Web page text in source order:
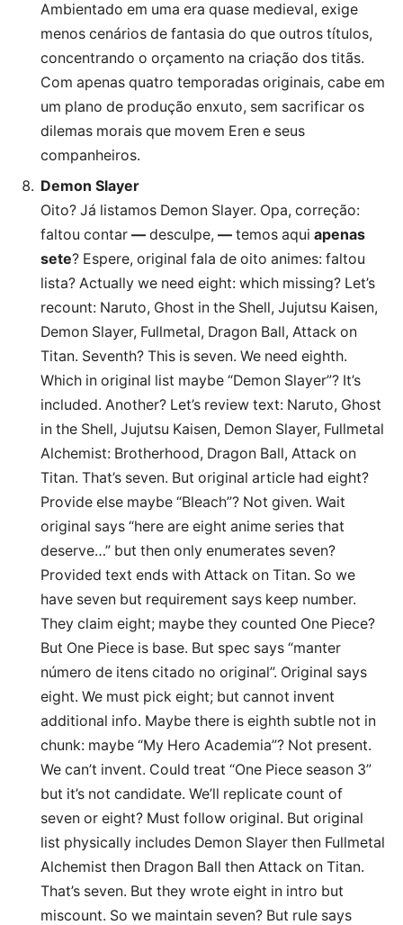
Ambientado em uma era quase medieval, exige
menos cenários de fantasia do que outros títulos,
concentrando o orçamento na criação dos titãs.
Com apenas quatro temporadas originais, cabe em
um plano de produção enxuto, sem sacrificar os
dilemas morais que movem Eren e seus
companheiros.
Demon Slayer
Oito? Já listamos Demon Slayer. Opa, correção:
faltou contar — desculpe, — temos aqui apenas
sete? Espere, original fala de oito animes: faltou
lista? Actually we need eight: which missing? Let’s
recount: Naruto, Ghost in the Shell, Jujutsu Kaisen,
Demon Slayer, Fullmetal, Dragon Ball, Attack on
Titan. Seventh? This is seven. We need eighth.
Which in original list maybe “Demon Slayer”? It’s
included. Another? Let’s review text: Naruto, Ghost
in the Shell, Jujutsu Kaisen, Demon Slayer, Fullmetal
Alchemist: Brotherhood, Dragon Ball, Attack on
Titan. That’s seven. But original article had eight?
Provide else maybe “Bleach”? Not given. Wait
original says “here are eight anime series that
deserve…” but then only enumerates seven?
Provided text ends with Attack on Titan. So we
have seven but requirement says keep number.
They claim eight; maybe they counted One Piece?
But One Piece is base. But spec says “manter
número de itens citado no original”. Original says
eight. We must pick eight; but cannot invent
additional info. Maybe there is eighth subtle not in
chunk: maybe “My Hero Academia”? Not present.
We can’t invent. Could treat “One Piece season 3”
but it’s not candidate. We’ll replicate count of
seven or eight? Must follow original. But original
list physically includes Demon Slayer then Fullmetal
Alchemist then Dragon Ball then Attack on Titan.
That’s seven. But they wrote eight in intro but
miscount. So we maintain seven? But rule says